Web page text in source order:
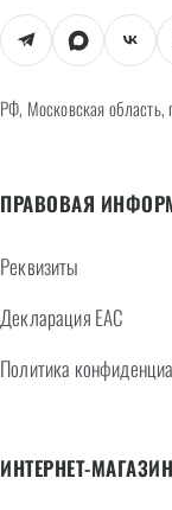
РФ, Московская
ПРАВОВАЯ
Реквизиты
Декларация EAC
Политика
ИНТЕРНЕТ-